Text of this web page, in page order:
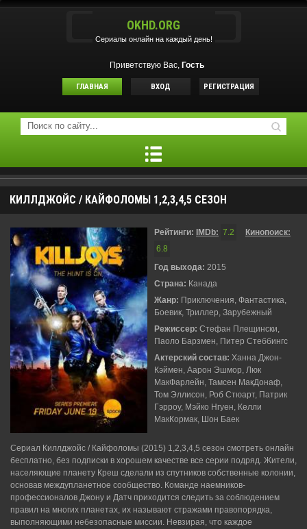
OKHD.ORG
Сериалы онлайн на каждый день!
Приветствую Вас, Гость
ГЛАВНАЯ ВХОД РЕГИСТРАЦИЯ
КИЛЛДЖОЙС / КАЙФОЛОМЫ 1,2,3,4,5 СЕЗОН
Рейтинги: IMDb: 7.2
Кинопоиск:
6.8
Год выхода: 2015
Страна: Канада
Жанр: Приключения, Фантастика,
Боевик, Триллер, Зарубежный
Режиссер: Стефан Плещински,
Паоло Барзмен, Питер Стеббингс
Актерский состав: Ханна Джон-
Кэймен, Аарон Эшмор, Люк
МакФарлейн, Тамсен МакДонаф,
Том Эллисон, Роб Стюарт, Патрик
Гэрроу, Мэйко Нгуен, Келли
МакКормак, Шон Баек
Сериал Киллджойс / Кайфоломы (2015) 1,2,3,4,5 сезон смотреть онлайн
бесплатно, без подписки в хорошем качестве все серии подряд. Жители,
населяющие планету Креш сделали из спутников собственные колонии,
основав междупланетное сообщество. Команде наемников-
профессионалов Джону и Датч приходится следить за соблюдением
правил на многих планетах, их называют стражами правопорядка,
выполняющими небезопасные миссии. Невзирая, что каждое